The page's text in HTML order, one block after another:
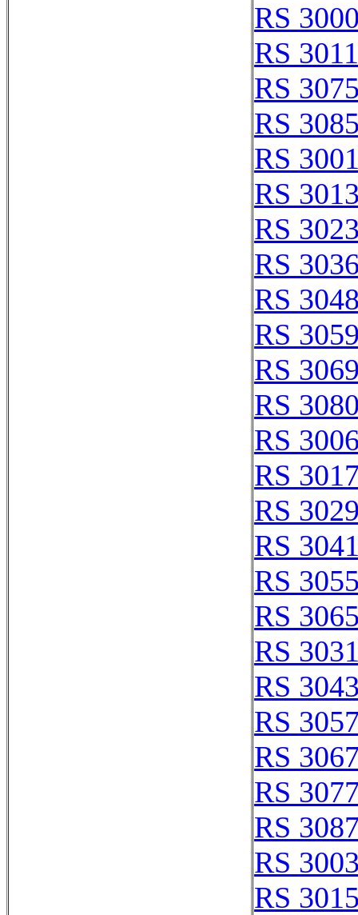
RS
RS
RS
RS
RS
RS
RS
RS
RS
RS
RS
RS
RS
RS
RS
RS
RS
RS
RS
RS
RS
RS
RS
RS
RS
RS